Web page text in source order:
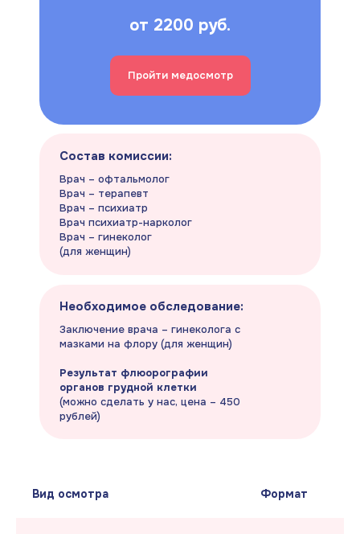
Врач – офтальмолог
Врач – терапевт
Врач – психиатр
Врач психиатр-нарколог
Врач – гинеколог
(для женщин)
Состав комиссии:
Необходимое обследование:
Пройти медосмотр
Заключение врача – гинеколога с
мазками на флору (для женщин)
Результат флюорографии
органов грудной клетки
(можно сделать у нас, цена – 450
рублей)
от 2200 руб.
Вид осмотра Формат